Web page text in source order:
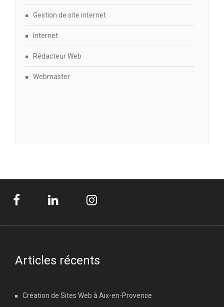
Gestion de site internet
Internet
Rédacteur Web
Webmaster
Articles récents
Création de Sites Web à Aix-en-Provence